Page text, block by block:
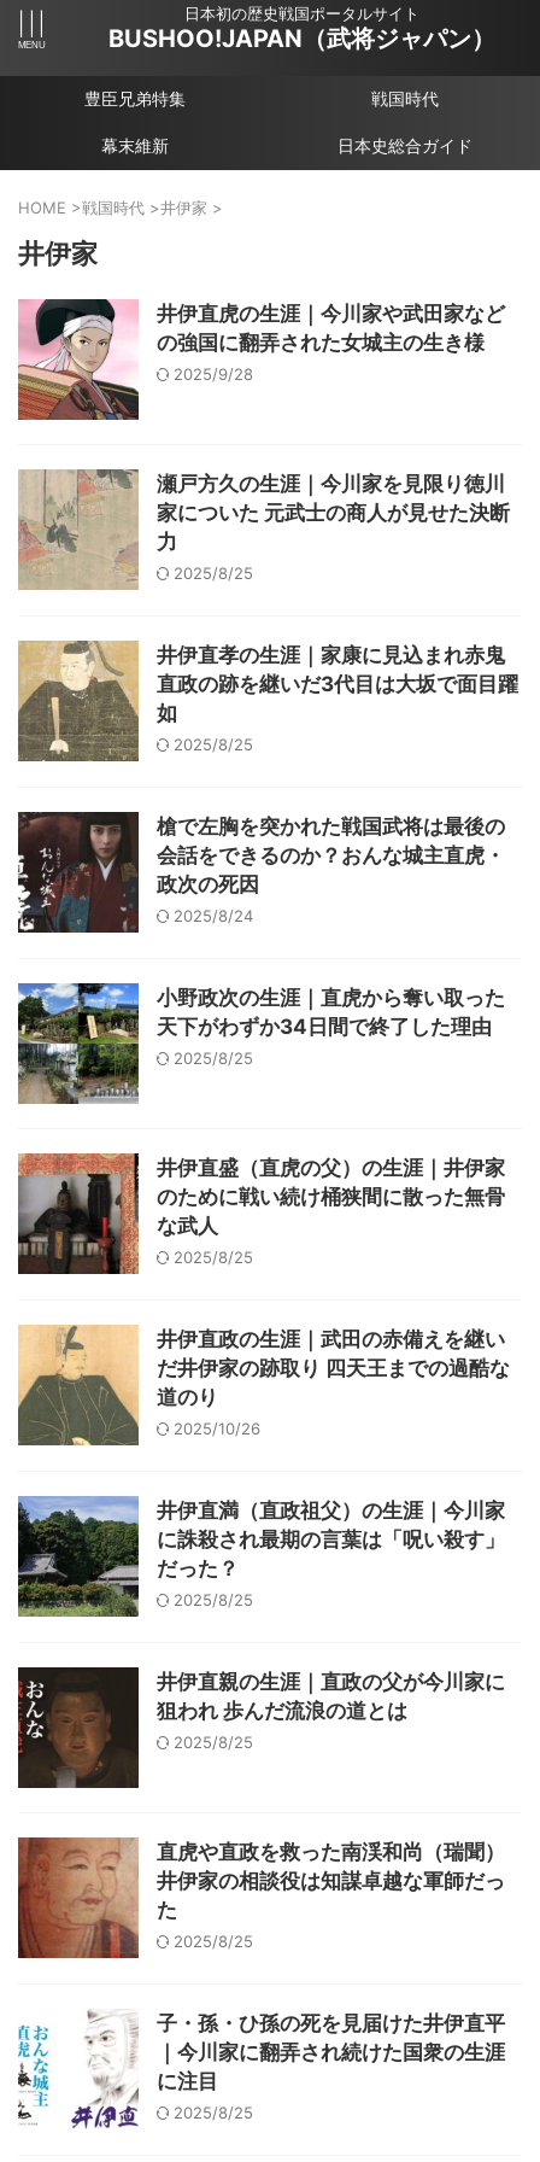
日本初の歴史戦国ポータルサイト
BUSHOO!JAPAN（武将ジャパン）
豊臣兄弟特集 戦国時代
幕末維新 日本史総合ガイド
HOME >戦国時代 >井伊家 >
井伊家
井伊直虎の生涯｜今川家や武田家など
の強国に翻弄された女城主の生き様
2025/9/28
瀬戸方久の生涯｜今川家を見限り徳川
家についた 元武士の商人が見せた決断
力
2025/8/25
井伊直孝の生涯｜家康に見込まれ赤鬼
直政の跡を継いだ3代目は大坂で面目躍
如
2025/8/25
槍で左胸を突かれた戦国武将は最後の
会話をできるのか？おんな城主直虎・
政次の死因
2025/8/24
小野政次の生涯｜直虎から奪い取った
天下がわずか34日間で終了した理由
2025/8/25
井伊直盛（直虎の父）の生涯｜井伊家
のために戦い続け桶狭間に散った無骨
な武人
2025/8/25
井伊直政の生涯｜武田の赤備えを継い
だ井伊家の跡取り 四天王までの過酷な
道のり
2025/10/26
井伊直満（直政祖父）の生涯｜今川家
に誅殺され最期の言葉は「呪い殺す」
だった？
2025/8/25
井伊直親の生涯｜直政の父が今川家に
狙われ 歩んだ流浪の道とは
2025/8/25
直虎や直政を救った南渓和尚（瑞聞）
井伊家の相談役は知謀卓越な軍師だっ
た
2025/8/25
子・孫・ひ孫の死を見届けた井伊直平
｜今川家に翻弄され続けた国衆の生涯
に注目
2025/8/25